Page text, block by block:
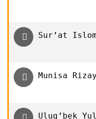
Sur’at
Munisa
Ulug’bek